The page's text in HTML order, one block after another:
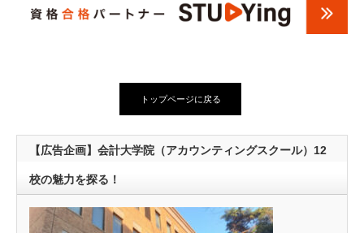
トップページに戻る
【広告企画】会計大学院（アカウンティングスクール）12
校の魅力を探る！